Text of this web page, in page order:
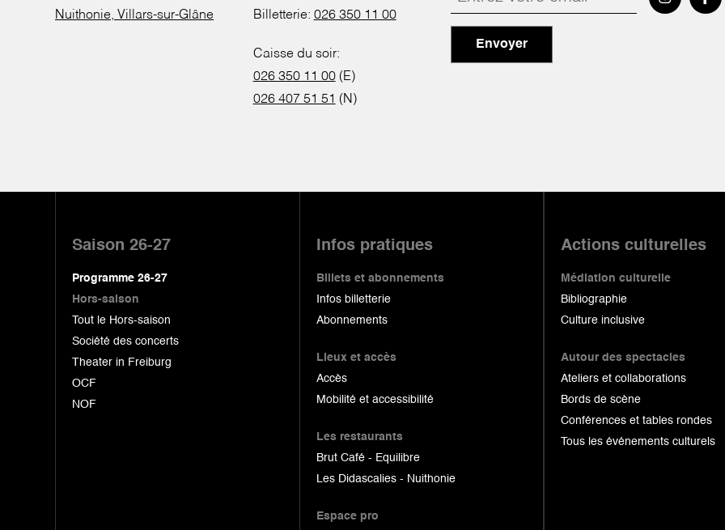
Nuithonie, Villars-sur-Glâne
Billetterie: 026 350 11 00
Caisse du soir:
026 350 11 00(E)
026 407 51 51 (N)
Envoyer
Saison 26-27
Programme 26-27
Hors-saison
Tout le Hors-saison
Société des concerts
Theater in Freiburg
OCF
NOF
Infos pratiques
Billets et abonnements
Infos billetterie
Abonnements
Lieux et accès
Accès
Mobilité et accessibilité
Les restaurants
Brut Café - Equilibre
Les Didascalies - Nuithonie
Espace pro
Actions culturelles
Médiation culturelle
Bibliographie
Culture inclusive
Autour des spectacles
Ateliers et collaborations
Bords de scène
Conférences et tables rondes
Tous les événements culturels